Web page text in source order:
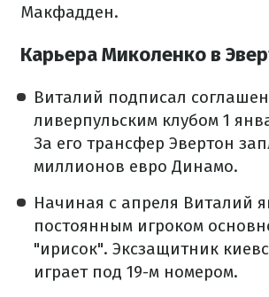
Макфадден.
Карьера Миколенко в
Виталий подписал
ливерпульским клубом 1
За его трансфер Эвертон
миллионов евро Динамо.
Начиная с апреля Виталий
постоянным игроком
"ирисок". Эксзащитник
играет под 19-м номером.